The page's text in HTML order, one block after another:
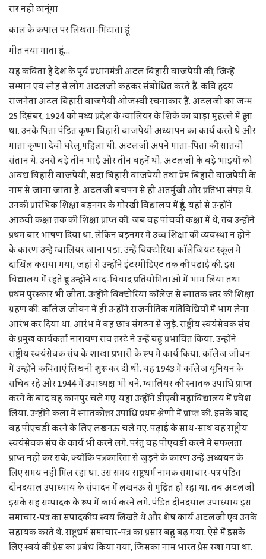
रार नहीं ठानूंगा
काल के कपाल पर लिखता-मिटाता हूं
गीत नया गाता हूं…
यह कविता है देश के पूर्व प्रधानमंत्री अटल बिहारी वाजपेयी की, जिन्हें
सम्मान एवं स्नेह से लोग अटलजी कहकर संबोधित करते हैं. कवि हृदय
राजनेता अटल बिहारी वाजपेयी ओजस्वी रचनाकार हैं. अटलजी का जन्म
25 दिसंबर, 1924 को मध्य प्रदेश के ग्वालियर के शिंके का बाड़ा मुहल्ले में हुआ
था. उनके पिता पंडित कृष्ण बिहारी वाजपेयी अध्यापन का कार्य करते थे और
माता कृष्णा देवी घरेलू महिला थीं. अटलजी अपने माता-पिता की सातवीं
संतान थे. उनसे बड़े तीन भाई और तीन बहनें थीं. अटलजी के बड़े भाइयों को
अवध बिहारी वाजपेयी, सदा बिहारी वाजपेयी तथा प्रेम बिहारी वाजपेयी के
नाम से जाना जाता है. अटलजी बचपन से ही अंतर्मुखी और प्रतिभा संपन्न थे.
उनकी प्रारंभिक शिक्षा बड़नगर के गोरखी विद्यालय में हुई. यहां से उन्होंने
आठवीं कक्षा तक की शिक्षा प्राप्त की. जब वह पांचवीं कक्षा में थे, तब उन्होंने
प्रथम बार भाषण दिया था. लेकिन बड़नगर में उच्च शिक्षा की व्यवस्था न होने
के कारण उन्हें ग्वालियर जाना पड़ा. उन्हें विक्टोरिया कॉलेजियट स्कूल में
दाख़िल कराया गया, जहां से उन्होंने इंटरमीडिएट तक की पढ़ाई की. इस
विद्यालय में रहते हुए उन्होंने वाद-विवाद प्रतियोगिताओं में भाग लिया तथा
प्रथम पुरस्कार भी जीता. उन्होंने विक्टोरिया कॉलेज से स्नातक स्तर की शिक्षा
ग्रहण की. कॉलेज जीवन में ही उन्होंने राजनीतिक गतिविधियों में भाग लेना
आरंभ कर दिया था. आरंभ में वह छात्र संगठन से जुड़े. राष्ट्रीय स्वयंसेवक संघ
के प्रमुख कार्यकर्ता नारायण राव तरटे ने उन्हें बहुत प्रभावित किया. उन्होंने
राष्ट्रीय स्वयंसेवक संघ के शाखा प्रभारी के रूप में कार्य किया. कॉलेज जीवन
में उन्होंने कविताएं लिखनी शुरू कर दी थीं. वह 1943 में कॉलेज यूनियन के
सचिव रहे और 1944 में उपाध्यक्ष भी बने. ग्वालियर की स्नातक उपाधि प्राप्त
करने के बाद वह कानपुर चले गए. यहां उन्होंने डीएवी महाविद्यालय में प्रवेश
लिया. उन्होंने कला में स्नातकोत्तर उपाधि प्रथम श्रेणी में प्राप्त की. इसके बाद
वह पीएचडी करने के लिए लखनऊ चले गए. पढ़ाई के साथ-साथ वह राष्ट्रीय
स्वयंसेवक संघ के कार्य भी करने लगे. परंतु वह पीएचडी करने में सफलता
प्राप्त नहीं कर सके, क्योंकि पत्रकारिता से जुड़ने के कारण उन्हें अध्ययन के
लिए समय नहीं मिल रहा था. उस समय राष्ट्रधर्म नामक समाचार-पत्र पंडित
दीनदयाल उपाध्याय के संपादन में लखनऊ से मुद्रित हो रहा था. तब अटलजी
इसके सह सम्पादक के रूप में कार्य करने लगे. पंडित दीनदयाल उपाध्याय इस
समाचार-पत्र का संपादकीय स्वयं लिखते थे और शेष कार्य अटलजी एवं उनके
सहायक करते थे. राष्ट्रधर्म समाचार-पत्र का प्रसार बहुत बढ़ गया. ऐसे में इसके
लिए स्वयं की प्रेस का प्रबंध किया गया, जिसका नाम भारत प्रेस रखा गया था.